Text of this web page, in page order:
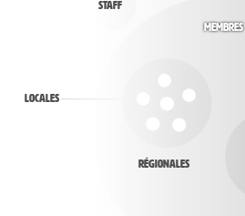
Membres
Staff
Régionales
Locales